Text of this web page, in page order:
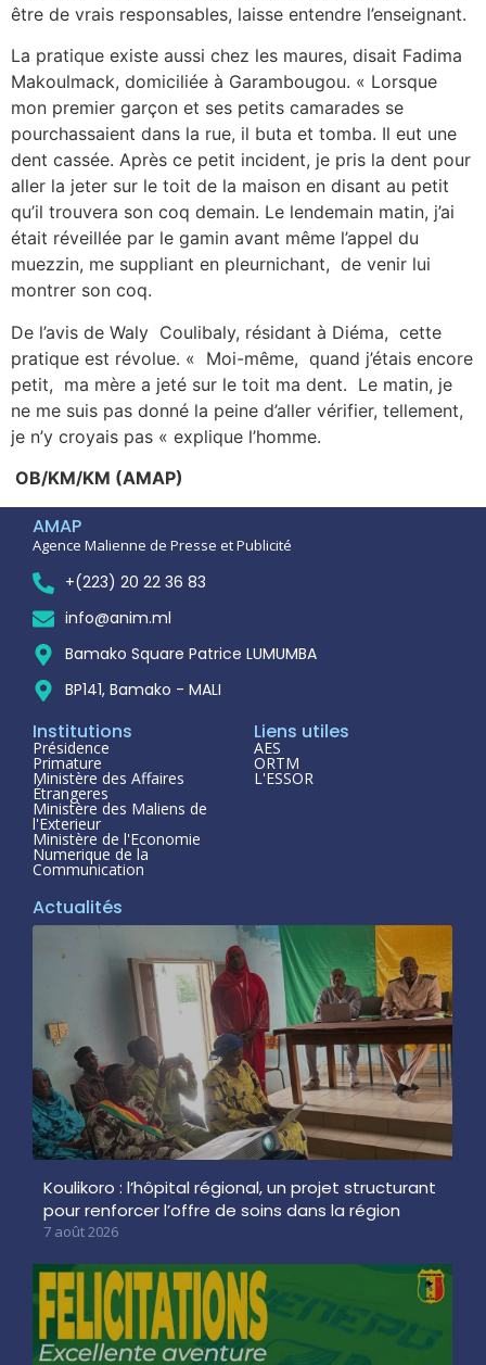
être de vrais responsables, laisse entendre l’enseignant.
La pratique existe aussi chez les maures, disait Fadima
Makoulmack, domiciliée à Garambougou. « Lorsque
mon premier garçon et ses petits camarades se
pourchassaient dans la rue, il buta et tomba. Il eut une
dent cassée. Après ce petit incident, je pris la dent pour
aller la jeter sur le toit de la maison en disant au petit
qu’il trouvera son coq demain. Le lendemain matin, j’ai
était réveillée par le gamin avant même l’appel du
muezzin, me suppliant en pleurnichant, de venir lui
montrer son coq.
De l’avis de Waly Coulibaly, résidant à Diéma, cette
pratique est révolue. « Moi-même, quand j’étais encore
petit, ma mère a jeté sur le toit ma dent. Le matin, je
ne me suis pas donné la peine d’aller vérifier, tellement,
je n’y croyais pas « explique l’homme.
OB/KM/KM (AMAP)
AMAP
Agence Malienne de Presse et Publicité
+(223) 20 22 36 83
info@anim.ml
Bamako Square Patrice LUMUMBA
BP141, Bamako - MALI
Institutions
Présidence
Primature
Ministère des Affaires
Étrangeres
Ministère des Maliens de
l'Exterieur
Ministère de l'Economie
Numerique de la
Communication
Liens utiles
AES
ORTM
L'ESSOR
Actualités
Koulikoro : l’hôpital régional, un projet structurant
pour renforcer l’offre de soins dans la région
7 août 2026